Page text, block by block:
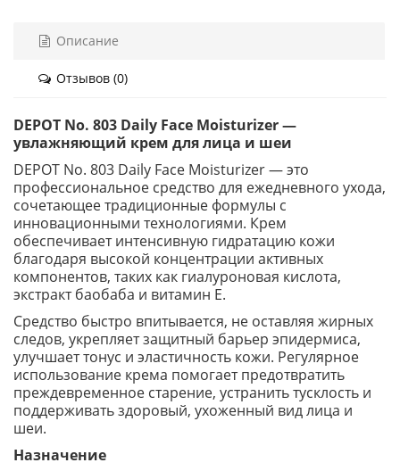
Описание
Отзывов (0)
DEPOT No. 803 Daily Face Moisturizer —
увлажняющий крем для лица и шеи
DEPOT No. 803 Daily Face Moisturizer — это
профессиональное средство для ежедневного ухода,
сочетающее традиционные формулы с
инновационными технологиями. Крем
обеспечивает интенсивную гидратацию кожи
благодаря высокой концентрации активных
компонентов, таких как гиалуроновая кислота,
экстракт баобаба и витамин Е.
Средство быстро впитывается, не оставляя жирных
следов, укрепляет защитный барьер эпидермиса,
улучшает тонус и эластичность кожи. Регулярное
использование крема помогает предотвратить
преждевременное старение, устранить тусклость и
поддерживать здоровый, ухоженный вид лица и
шеи.
Назначение